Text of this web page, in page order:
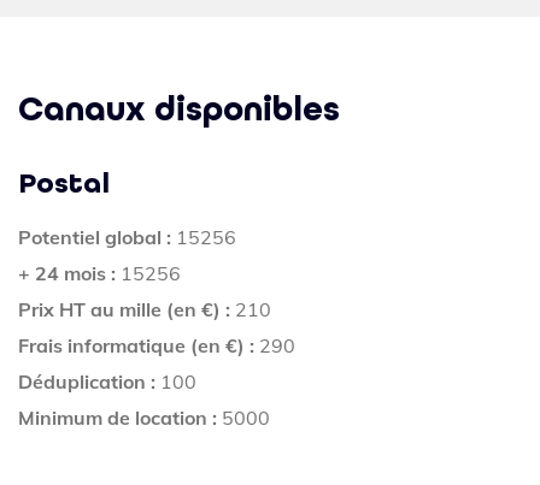
Canaux disponibles
Postal
Potentiel global : 15256
+ 24 mois : 15256
Prix HT au mille (en €) : 210
Frais informatique (en €) : 290
Déduplication : 100
Minimum de location : 5000